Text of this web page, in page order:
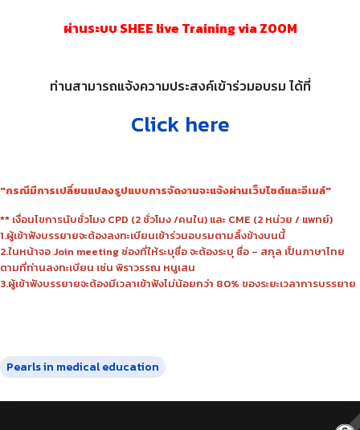
ผ่านระบบ SHEE live Training via ZOOM
ท่านสามารถแจ้งความประสงค์เข้าร่วมอบรม ได้ที่
Click here
"กรณีมีการเปลี่ยนแปลงรูปแบบการจัดงานจะแจ้งผ่านเว็บไซต์และอีเมล์"
** เงื่อนไขการนับชั่วโมง CPD (2 ชั่วโมง /คนใน) และ CME (2 หน่วย / แพทย์)
1.ผู้เข้าฟังบรรยายจะต้องลงทะเบียนเข้าร่วมอบรมตามลิ้งข้างบนนี้
2.ในหน้าจอ Join meeting ช่องที่ให้ระบุชื่อ จะต้องระบุ ชื่อ – สกุล เป็นภาษาไทย
ตามที่ท่านลงทะเบียน เช่น พิราวรรณ หนูเสน
3.ผู้เข้าฟังบรรยายจะต้องมีเวลาเข้าฟังไม่น้อยกว่า 80% ของระยะเวลาการบรรยาย
Pearls in medical education